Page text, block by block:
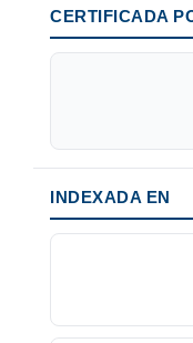
CERTIFICADA
INDEXADA EN